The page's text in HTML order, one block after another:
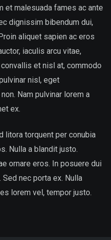
et malesuada fames ac ante
dignissim bibendum dui,
aliquet sapien ac eros
iaculis arcu vitae,
et nisl at, commodo
nisl, eget
Nam pulvinar lorem a
ex.
litora torquent per conubia
Nulla a blandit justo.
ornare eros. In posuere dui
nec porta ex. Nulla
lorem vel, tempor justo.